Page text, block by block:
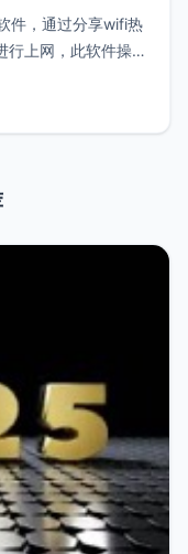
件，通过分享wifi热
行上网，此软件操作
Beta 修改优